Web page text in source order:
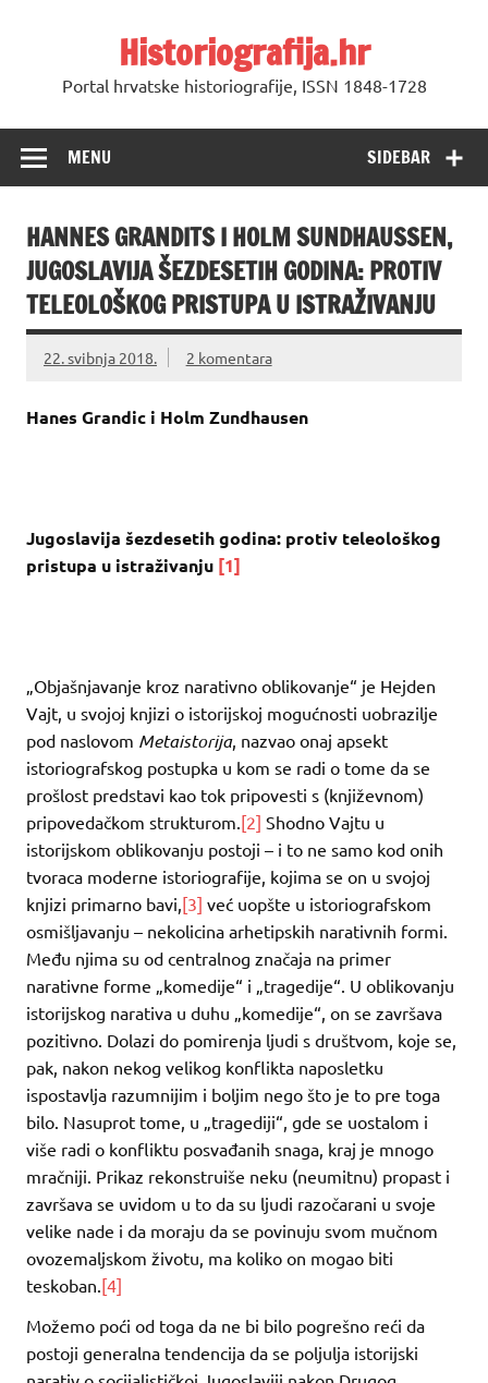
Historiografija.hr
Portal hrvatske historiografije, ISSN 1848-1728
SIDEBAR
MENU
HANNES GRANDITS I HOLM SUNDHAUSSEN,
JUGOSLAVIJA ŠEZDESETIH GODINA: PROTIV
TELEOLOŠKOG PRISTUPA U ISTRAŽIVANJU
22. svibnja 2018. 2 komentara
Hanes Grandic i Holm Zundhausen
Jugoslavija šezdesetih godina: protiv teleološkog
pristupa u istraživanju [1]
„Objašnjavanje kroz narativno oblikovanje“ je Hejden
Vajt, u svojoj knjizi o istorijskoj mogućnosti uobrazilje
pod naslovom Metaistorija, nazvao onaj apsekt
istoriografskog postupka u kom se radi o tome da se
prošlost predstavi kao tok pripovesti s (književnom)
pripovedačkom strukturom. [2] Shodno Vajtu u
istorijskom oblikovanju postoji – i to ne samo kod onih
tvoraca moderne istoriografije, kojima se on u svojoj
knjizi primarno bavi, [3] već uopšte u istoriografskom
osmišljavanju – nekolicina arhetipskih narativnih formi.
Među njima su od centralnog značaja na primer
narativne forme „komedije“ i „tragedije“. U oblikovanju
istorijskog narativa u duhu „komedije“, on se završava
pozitivno. Dolazi do pomirenja ljudi s društvom, koje se,
pak, nakon nekog velikog konflikta naposletku
ispostavlja razumnijim i boljim nego što je to pre toga
bilo. Nasuprot tome, u „tragediji“, gde se uostalom i
više radi o konfliktu posvađanih snaga, kraj je mnogo
mračniji. Prikaz rekonstruiše neku (neumitnu) propast i
završava se uvidom u to da su ljudi razočarani u svoje
velike nade i da moraju da se povinuju svom mučnom
ovozemaljskom životu, ma koliko on mogao biti
teskoban. [4]
Možemo poći od toga da ne bi bilo pogrešno reći da
postoji generalna tendencija da se poljulja istorijski